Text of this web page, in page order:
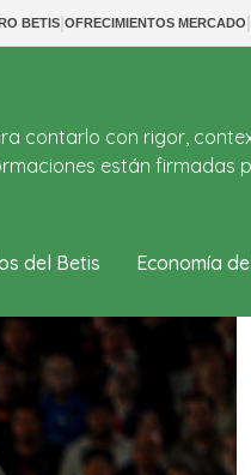
BETIS|OFRECIMIENTOS MERCADO|
contarlo con rigor,
están firmadas
del Betis Economía